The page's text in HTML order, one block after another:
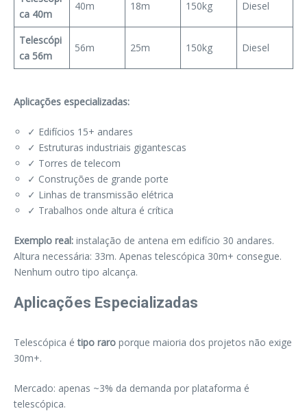
ca 40m
40m 18m 150kg Diesel
Telescópi
ca 56m
56m 25m 150kg Diesel
Aplicações especializadas:
✓ Edifícios 15+ andares
✓ Estruturas industriais gigantescas
✓ Torres de telecom
✓ Construções de grande porte
✓ Linhas de transmissão elétrica
✓ Trabalhos onde altura é crítica
Exemplo real: instalação de antena em edifício 30 andares.
Altura necessária: 33m. Apenas telescópica 30m+ consegue.
Nenhum outro tipo alcança.
Aplicações Especializadas
Telescópica étipo raro porque maioria dos projetos não exige
30m+.
Mercado: apenas ~3% da demanda por plataforma é
telescópica.